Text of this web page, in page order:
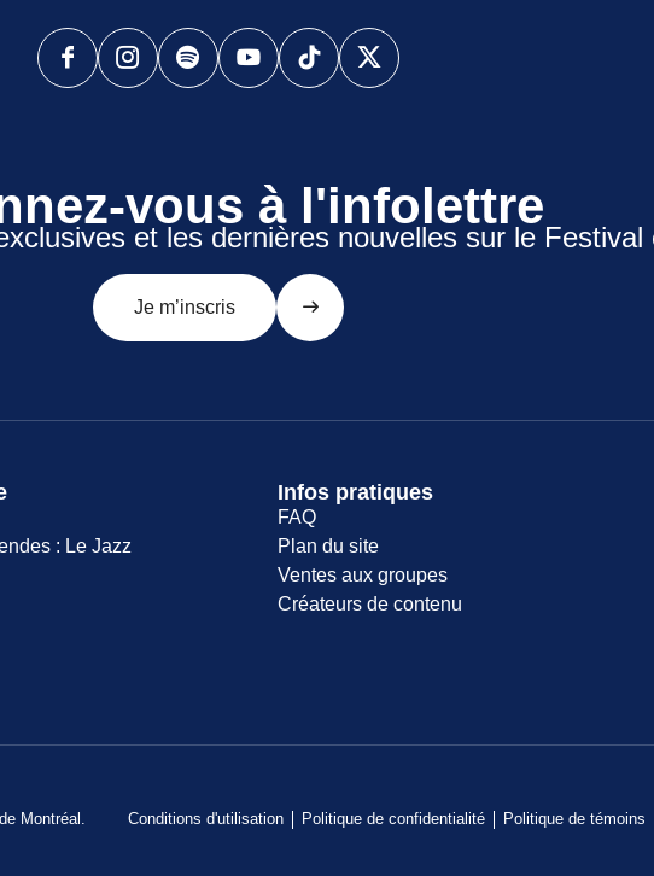
vous à l'infolettre
et les dernières nouvelles sur le
Je m’inscris
: Le Jazz
Infos pratiques
FAQ
Plan du site
Ventes aux groupes
Créateurs de contenu
Montréal. Conditions d'utilisation Politique de confidentialité Politique de témoins